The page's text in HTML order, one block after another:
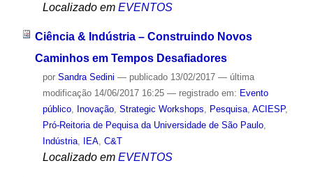
Localizado em EVENTOS
Ciência & Indústria – Construindo Novos
Caminhos em Tempos Desafiadores
por Sandra Sedini — publicado13/02/2017 — última
modificação14/06/2017 16:25 — registrado em: Evento
público, Inovação, Strategic Workshops, Pesquisa, ACIESP,
Pró-Reitoria de Pequisa da Universidade de São Paulo,
Indústria, IEA, C&T
Localizado em EVENTOS